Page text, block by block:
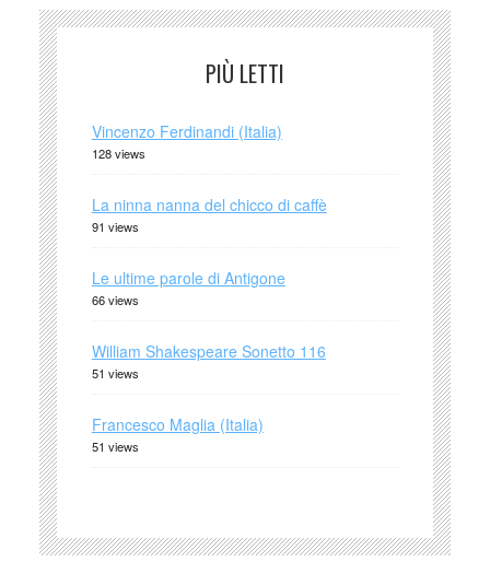
PIÙ LETTI
Vincenzo Ferdinandi (Italia)
128 views
La ninna nanna del chicco di caffè
91 views
Le ultime parole di Antigone
66 views
William Shakespeare Sonetto 116
51 views
Francesco Maglia (Italia)
51 views